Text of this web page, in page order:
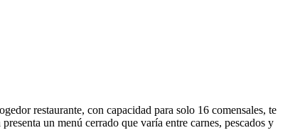
restaurante, con capacidad para solo 16 comensales, te
un menú cerrado que varía entre carnes, pescados y